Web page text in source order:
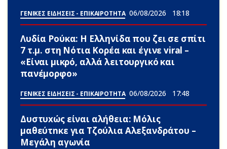
ΓΕΝΙΚΕΣ ΕΙΔΗΣΕΙΣ - ΕΠΙΚΑΙΡΟΤΗΤΑ 06/08/2026 18:18
Λυδία Ρούκα: Η Ελληνίδα που ζει σε σπίτι
7 τ.μ. στη Νότια Κορέα και έγινε viral –
«Είναι μικρό, αλλά λειτουργικό και
πανέμορφο»
ΓΕΝΙΚΕΣ ΕΙΔΗΣΕΙΣ - ΕΠΙΚΑΙΡΟΤΗΤΑ 06/08/2026 17:48
Δυστυxώς είναι αλήθεια: Μόλις
μαθεύτnκε για Τζούλια Αλεξανδράτου –
Μεγάλη αγωνία